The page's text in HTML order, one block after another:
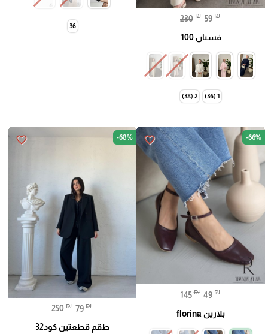
230 ₪ 59 ₪
فستان 100
1 (36)
2 (38)
36
favorite_border -66%
145 ₪ 49 ₪
بلارين florina
favorite_border -68%
250 ₪ 79 ₪
طقم قطعتين كود32